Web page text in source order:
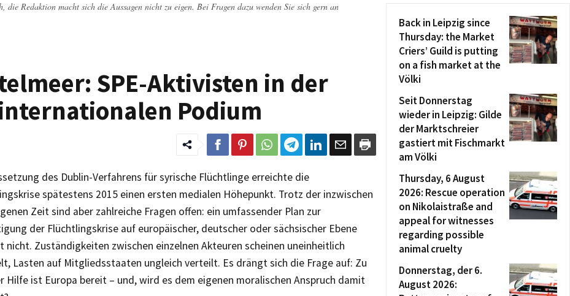
Redaktion macht sich die Aussagen nicht zu eigen. Bei Fragen dazu wenden Sie sich gern an
SPE-Aktivisten in der
Podium
des Dublin-Verfahrens für syrische Flüchtlinge erreichte die
spätestens 2015 einen ersten medialen Höhepunkt. Trotz der inzwischen
Zeit sind aber zahlreiche Fragen offen: ein umfassender Plan zur
der Flüchtlingskrise auf europäischer, deutscher oder sächsischer Ebene
nicht. Zuständigkeiten zwischen einzelnen Akteuren scheinen uneinheitlich
Lasten auf Mitgliedsstaaten ungleich verteilt. Es drängt sich die Frage auf: Zu
Hilfe ist Europa bereit – und, wird es dem eigenen moralischen Anspruch damit
Back in Leipzig since
Thursday: the Market
Criers’ Guild is putting
on a fish market at the
Völki
Seit Donnerstag
wieder in Leipzig: Gilde
der Marktschreier
gastiert mit Fischmarkt
am Völki
Thursday, 6 August
2026: Rescue operation
on Nikolaistraße and
appeal for witnesses
regarding possible
animal cruelty
Donnerstag, der 6.
August 2026: